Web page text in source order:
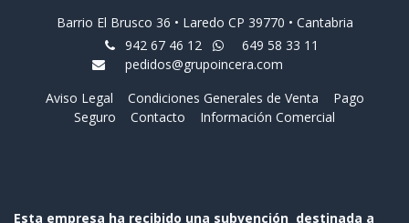
Barrio El Brusco 36 • Laredo CP 39770 • Cantabria
942 67 46 12
649 58 33 11
pedidos@grupoincera.com
Aviso Legal
Condiciones Generales de Venta
Pago
Seguro
Contacto Información Comercial
Esta empresa ha recibido una subvención destinada a